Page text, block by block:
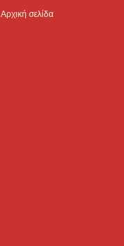
Αρχική σελίδα